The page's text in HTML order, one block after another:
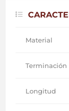
Material
Terminación
Longitud